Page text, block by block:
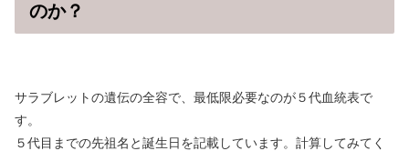
のか？
サラブレットの遺伝の全容で、最低限必要なのが５代血統表で
す。
５代目までの先祖名と誕生日を記載しています。計算してみてく